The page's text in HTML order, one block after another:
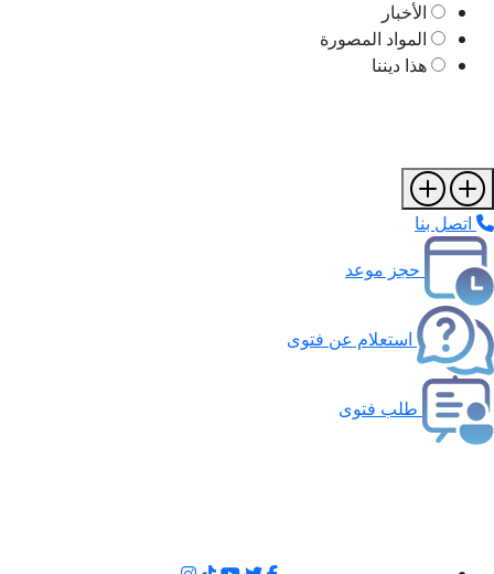
الأخبار
المواد المصورة
هذا ديننا
اتصل بنا
حجز موعد
استعلام عن فتوى
طلب فتوى